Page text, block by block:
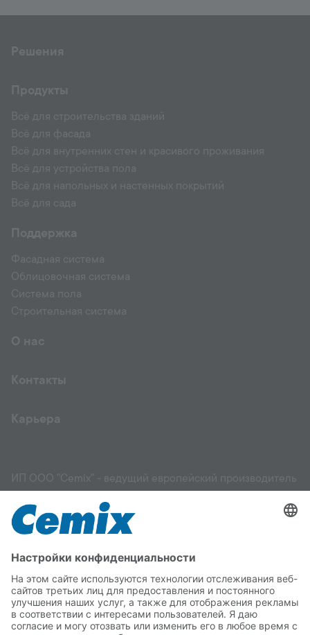
и поставщик высококачественных строительных
материалов: фасадов, штукатурок, растворов,
выравнивающих смесей, грунтовок, клеев для
керамической плитки и других материалов, стяжек,
садовых и ландшафтных работ. Мы поможем вам
выбрать подходящий материал для вашего здания и
правильно его применить. Вы можете положиться на
качество Cemix.
Copyright © 2026 ИП ООО "Cemix"